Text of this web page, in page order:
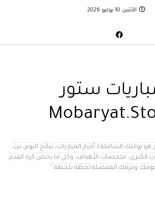
الأثنين 10 يوليو 2026
ستور
بوابتك الشاملة لـ أخبار المباريات، نتائج اليوم، بث
الكبرى، ملخصات الأهداف، وكل ما يخص كرة القدم.
وفرقك المفضلة لحظة بلحظة."